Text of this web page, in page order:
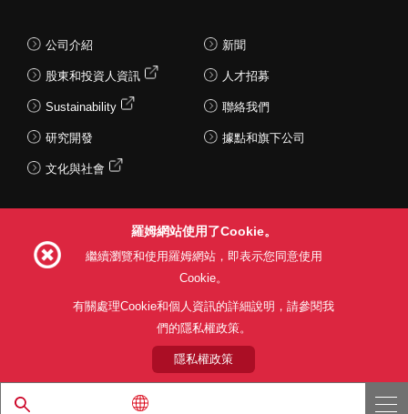
公司介紹
股東和投資人資訊
Sustainability
研究開發
文化與社會
新聞
人才招募
聯絡我們
據點和旗下公司
利用目的 隱私權政策
關於本公司產品銷售之標準條款(PDF)
© 1997 - 2026 ROHM CO., LTD. ALL RIGHTS RESERVED.
羅姆網站使用了Cookie。
繼續瀏覽和使用羅姆網站，即表示您同意使用
Cookie。
有關處理Cookie和個人資訊的詳細說明，請參閱我
們的隱私權政策。
隱私權政策